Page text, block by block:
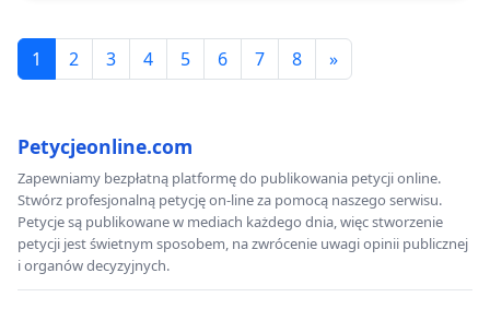
1 2 3 4 5 6 7 8 »
Petycjeonline.com
Zapewniamy bezpłatną platformę do publikowania petycji online.
Stwórz profesjonalną petycję on-line za pomocą naszego serwisu.
Petycje są publikowane w mediach każdego dnia, więc stworzenie
petycji jest świetnym sposobem, na zwrócenie uwagi opinii publicznej
i organów decyzyjnych.